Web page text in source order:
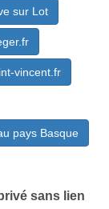
sur Lot
vincent.fr
pays Basque
sans lien